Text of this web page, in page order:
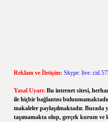
Reklam ve İletişim: Skype:
Yasal Uyarı: Bu internet sitesi,
ile hiçbir bağlantısı
makaleler paylaşılmaktadır.
taşımamakta olup, gerçek kurum ve